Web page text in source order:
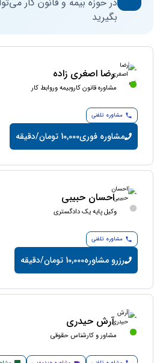
بگیرید
رضا اصغری زاده
مشاوره قانون کاروبیمه وروابط کار
مشاوره تلفنی
مشاوره فوری10,000 تومان/دقیقه
احسان حبیبی
وکیل پایه یک دادگستری
مشاوره تلفنی
رزرو مشاوره10,000 تومان/دقیقه
آرش حیدری
مشاور و کارشناس حقوقی